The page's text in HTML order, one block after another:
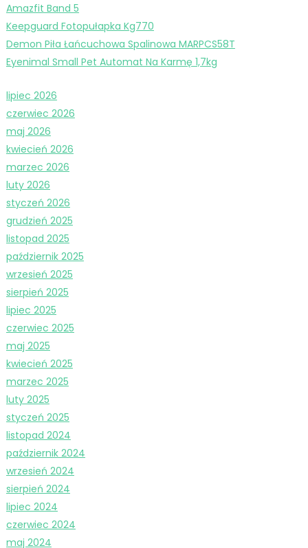
Amazfit Band 5
Keepguard Fotopułapka Kg770
Demon Piła Łańcuchowa Spalinowa MARPCS58T
Eyenimal Small Pet Automat Na Karmę 1,7kg
lipiec 2026
czerwiec 2026
maj 2026
kwiecień 2026
marzec 2026
luty 2026
styczeń 2026
grudzień 2025
listopad 2025
październik 2025
wrzesień 2025
sierpień 2025
lipiec 2025
czerwiec 2025
maj 2025
kwiecień 2025
marzec 2025
luty 2025
styczeń 2025
listopad 2024
październik 2024
wrzesień 2024
sierpień 2024
lipiec 2024
czerwiec 2024
maj 2024